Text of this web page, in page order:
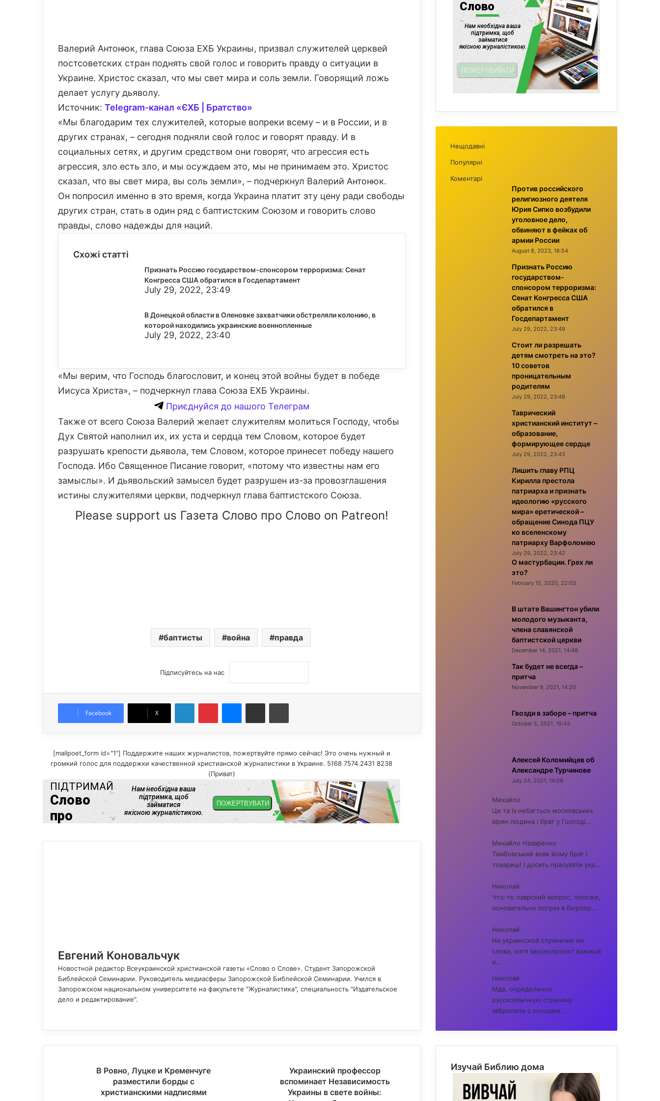
Валерий Антонюк, глава Союза ЕХБ Украины, призвал служителей церквей
постсоветских стран поднять свой голос и говорить правду о ситуации в
Украине. Христос сказал, что мы свет мира и соль земли. Говорящий ложь
делает услугу дьяволу.
Источник: Telegram-канал «ЄХБ | Братство»
«Мы благодарим тех служителей, которые вопреки всему – и в России, и в
других странах, – сегодня подняли свой голос и говорят правду. И в
социальных сетях, и другим средством они говорят, что агрессия есть
агрессия, зло есть зло, и мы осуждаем это, мы не принимаем это. Христос
сказал, что вы свет мира, вы соль земли», – подчеркнул Валерий Антонюк.
Он попросил именно в это время, когда Украина платит эту цену ради свободы
других стран, стать в один ряд с баптистским Союзом и говорить слово
правды, слово надежды для наций.
Схожі статті
Признать Россию государством-спонсором терроризма: Сенат
Конгресса США обратился в Госдепартамент
July 29, 2022, 23:49
В Донецкой области в Оленовке захватчики обстреляли колонию, в
которой находились украинские военнопленные
July 29, 2022, 23:40
«Мы верим, что Господь благословит, и конец этой войны будет в победе
Иисуса Христа», – подчеркнул глава Союза ЕХБ Украины.
Приєднуйся до нашого Телеграм
Также от всего Союза Валерий желает служителям молиться Господу, чтобы
Дух Святой наполнил их, их уста и сердца тем Словом, которое будет
разрушать крепости дьявола, тем Словом, которое принесет победу нашего
Господа. Ибо Священное Писание говорит, «потому что известны нам его
замыслы». И дьявольский замысел будет разрушен из-за провозглашения
истины служителями церкви, подчеркнул глава баптистского Союза.
Please support us Газета Слово про Слово on Patreon!
баптисты война правда
Підписуйтесь на нас
Facebook X
Поділитися електронною поштою
[mailpoet_form id="1"] Поддержите наших журналистов, пожертвуйте прямо сейчас! Это очень нужный и
громкий голос для поддержки качественной христианской журналистики в Украине. 5168 7574 2431 8238
(Приват)
Евгений Коновальчук
Новостной редактор Всеукраинской христианской газеты «Слово о Слове». Студент Запорожской
Библейской Семинарии. Руководитель медиасферы Запорожской Библейской Семинарии. Учился в
Запорожском национальном университете на факультете "Журналистика", специальность "Издательское
дело и редактирование".
c
В Ровно, Луцке и Кременчуге
разместили борды с
христианскими надписями
Украинский профессор
вспоминает Независимость
Украины в свете войны:
Нещодавні
Популярні
Коментарі
Против российского
религиозного деятеля
Юрия Сипко возбудили
уголовное дело,
обвиняют в фейках об
армии России
August 8, 2023, 16:54
Признать Россию
государством-
спонсором терроризма:
Сенат Конгресса США
обратился в
Госдепартамент
July 29, 2022, 23:49
Стоит ли разрешать
детям смотреть на это?
10 советов
проницательным
родителям
July 29, 2022, 23:48
Таврический
христианский институт –
образование,
формирующее сердце
July 29, 2022, 23:43
Лишить главу РПЦ
Кирилла престола
патриарха и признать
идеологию «русского
мира» еретической –
обращение Синода ПЦУ
ко вселенскому
патриарху Варфоломею
July 29, 2022, 23:42
О мастурбации. Грех ли
это?
February 15, 2020, 22:03
В штате Вашингтон убили
молодого музыканта,
члена славянской
баптистской церкви
December 14, 2021, 14:48
Так будет не всегда –
притча
November 9, 2021, 14:20
Гвозди в заборе – притча
October 5, 2021, 19:43
Алексей Коломийцев об
Александре Турчинове
July 24, 2021, 14:08
Михайло
Це та із небагтьох московських
вірян людина і брат у Господі...
Михайло Назаренко
Тамбовський вовк йому брат і
товариш! І досить прасувати укр...
Николай
Что-то лаврский вопрос, похоже,
основательно погряз в бюрокр...
Николай
На украинской страничке ни
слова, хотя законопроект важный
и...
Николай
Мда, определенно
русскоязычную страницу
забросили с концами....
Изучай Библию дома